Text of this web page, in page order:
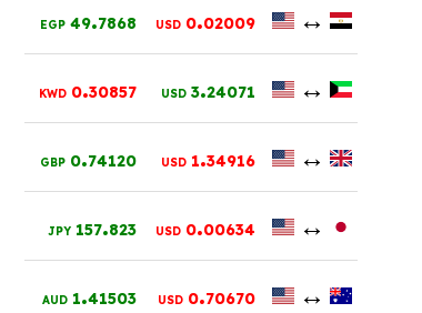
↔
0.02009
USD
49.7868
EGP
↔
3.24071
USD
0.30857
KWD
↔
1.34916
USD
0.74120
GBP
↔
0.00634
USD
157.823
JPY
↔
0.70670
USD
1.41503
AUD